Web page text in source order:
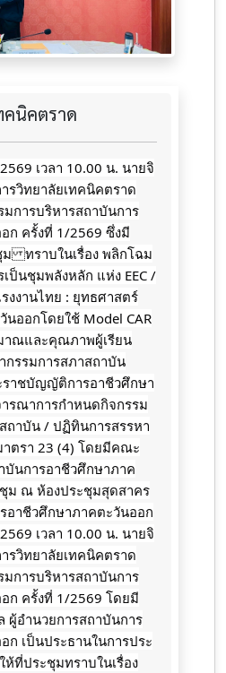
คนิคตราด
เวลา 10.00 น. นายจิ
รวิทยาลัยเทคนิคตราด
การบริหารสถาบันการ
ก ครั้งที่ 1/2569 ซึ่งมี
ม ทราบในเรื่อง พลิกโฉม
ป็นชุมพลังหลัก แห่ง EEC /
งงานไทย : ยุทธศาสตร์
ออกโดยใช้ Model CAR
าณและคุณภาพผู้เรียน
กรรมการสภาสถาบัน
ราชบัญญัติการอาชีวศึกษา
รณาการกำหนดกิจกรรม
ถาบัน / ปฏิทินการสรรหา
ตรา 23 (4) โดยมีคณะ
บันการอาชีวศึกษาภาค
ม ณ ห้องประชุมสุดสาคร
อาชีวศึกษาภาคตะวันออก
เวลา 10.00 น. นายจิ
รวิทยาลัยเทคนิคตราด
การบริหารสถาบันการ
ก ครั้งที่ 1/2569 โดยมี
ผู้อำนวยการสถาบันการ
ก เป็นประธานในการประ
ห้ที่ประชุมทราบในเรื่อง